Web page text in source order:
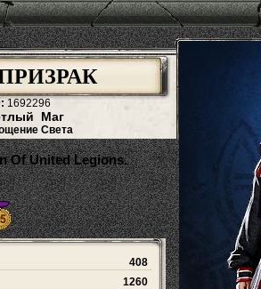
1692296
Маг
Света
Of United Legions.
408
1260